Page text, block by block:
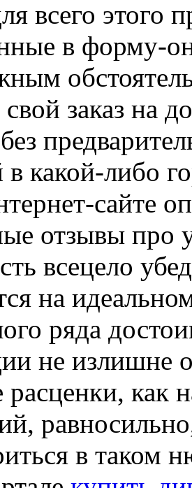
всего этого
в форму-
заказ на
в какой-либо
сайте
отзывы про
всецело
на
ряда
не излишне
как
в таком